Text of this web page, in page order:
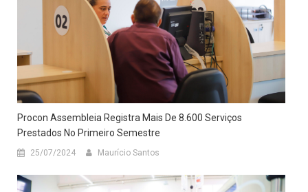
Procon Assembleia Registra Mais De 8.600 Serviços
Prestados No Primeiro Semestre
25/07/2024 Maurício Santos